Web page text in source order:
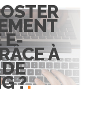
E-
À
?.